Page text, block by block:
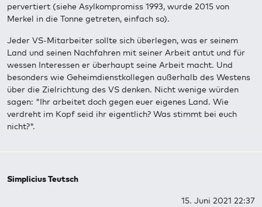
pervertiert (siehe Asylkompromiss 1993, wurde 2015 von
Merkel in die Tonne getreten, einfach so).
Jeder VS-Mitarbeiter sollte sich überlegen, was er seinem
Land und seinen Nachfahren mit seiner Arbeit antut und für
wessen Interessen er überhaupt seine Arbeit macht. Und
besonders wie Geheimdienstkollegen außerhalb des Westens
über die Zielrichtung des VS denken. Nicht wenige würden
sagen: "Ihr arbeitet doch gegen euer eigenes Land. Wie
verdreht im Kopf seid ihr eigentlich? Was stimmt bei euch
nicht?".
Simplicius Teutsch
15. Juni 2021 22:37